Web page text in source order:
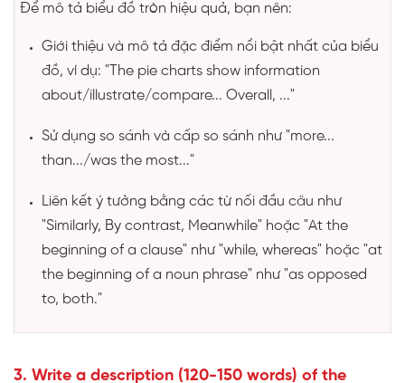
Để mô tả biểu đồ tròn hiệu quả, bạn nên:
Giới thiệu và mô tả đặc điểm nổi bật nhất của biểu
đồ, ví dụ: "The pie charts show information
about/illustrate/compare... Overall, ..."
Sử dụng so sánh và cấp so sánh như "more...
than.../was the most..."
Liên kết ý tưởng bằng các từ nối đầu câu như
"Similarly, By contrast, Meanwhile" hoặc "At the
beginning of a clause" như "while, whereas" hoặc "at
the beginning of a noun phrase" như "as opposed
to, both."
3. Write a description (120-150 words) of the